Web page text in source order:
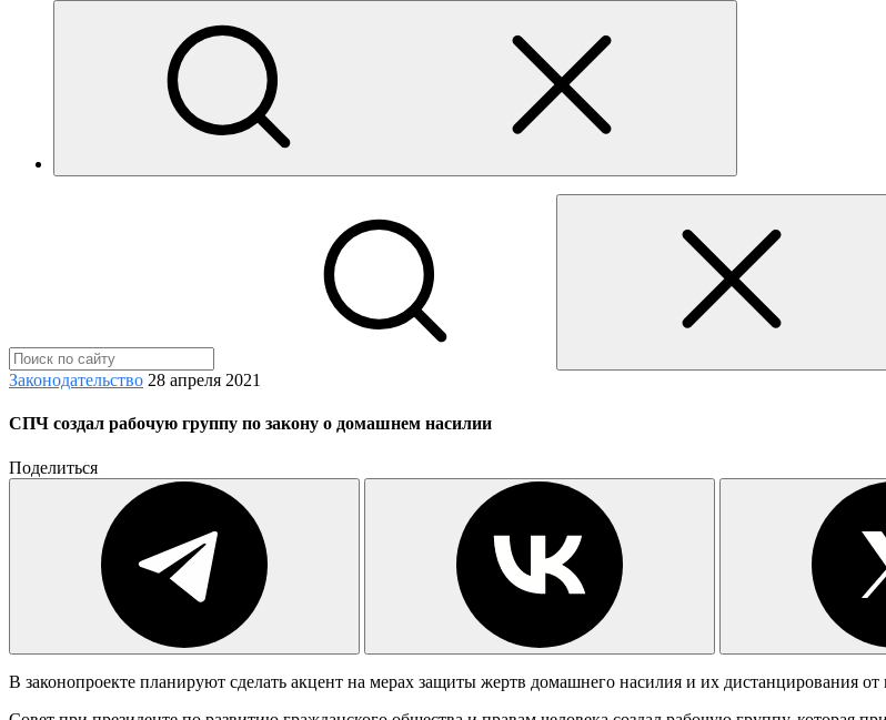
Законодательство 28 апреля 2021
СПЧ создал рабочую группу по закону о домашнем насилии
Поделиться
В законопроекте планируют сделать акцент на мерах защиты жертв домашнего насилия и их дистанцирования от